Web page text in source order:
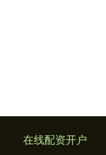
在线配资开户